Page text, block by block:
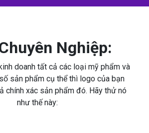
Nghiệp:
doanh tất cả các loại mỹ phẩm và
sản phẩm cụ thể thì logo của bạn
chính xác sản phẩm đó. Hãy thử nó
như thế này: